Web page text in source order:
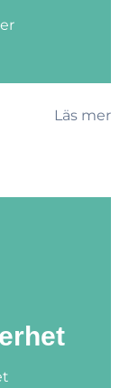
Läs mer